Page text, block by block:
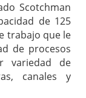
Scotchman
de 125
trabajo que le
de procesos
variedad de
canales y